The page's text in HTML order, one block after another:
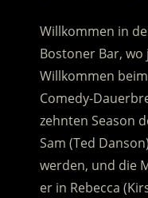
Willkommen in
Bostoner Bar,
Willkommen
Comedy-
zehnten Season
Sam (Ted
werden, und die
er in Rebecca